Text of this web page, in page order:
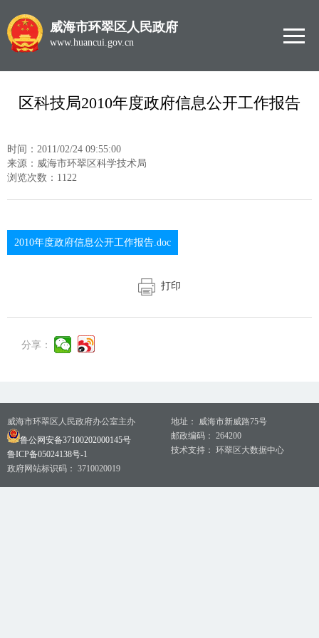
威海市环翠区人民政府
www.huancui.gov.cn
区科技局2010年度政府信息公开工作报告
时间：2011/02/24 09:55:00
来源：威海市环翠区科学技术局
浏览次数： 1122
2010年度政府信息公开工作报告.doc
打印
分享：
威海市环翠区人民政府办公室主办
鲁公网安备37100202000145号
鲁ICP备05024138号-1
政府网站标识码： 3710020019
地址： 威海市新威路75号
邮政编码： 264200
技术支持： 环翠区大数据中心